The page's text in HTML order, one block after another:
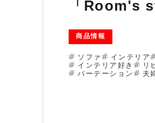
「Room's
商品情報
ソファ インテリア
インテリア好き
リ
パーテーション
夫